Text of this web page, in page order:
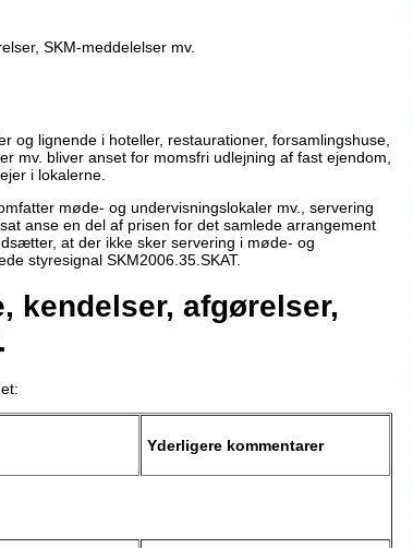
SKM-meddelelser mv.
og lignende i hoteller, restaurationer, forsamlingshuse,
mv. bliver anset for momsfri udlejning af fast ejendom,
i lokalerne.
møde- og undervisningslokaler mv., servering
anse en del af prisen for det samlede arrangement
at der ikke sker servering i møde- og
styresignal SKM2006.35.SKAT.
kendelser, afgørelser,
Yderligere kommentarer